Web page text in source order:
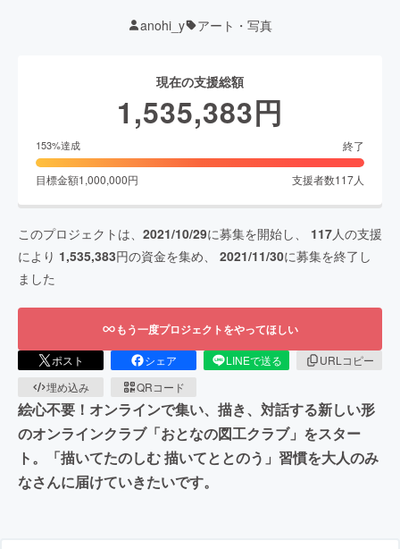
anohi_y アート・写真
現在の支援総額
1,535,383円
153%達成 終了
目標金額1,000,000円 支援者数117人
このプロジェクトは、 2021/10/29に募集を開始し、 117人の支援
により 1,535,383円の資金を集め、 2021/11/30に募集を終了し
ました
もう一度プロジェクトをやってほしい
ポスト シェア LINEで送る
URLコピー
埋め込み
QRコード
絵心不要！オンラインで集い、描き、対話する新しい形
のオンラインクラブ「おとなの図工クラブ」をスター
ト。「描いてたのしむ 描いてととのう」習慣を大人のみ
なさんに届けていきたいです。